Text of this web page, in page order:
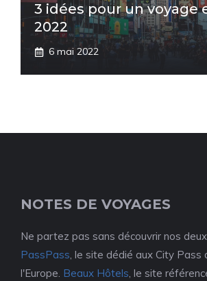
3 idées pour un voyage
2022
6 mai 2022
NOTES DE VOYAGES
Ne partez pas sans découvrir nos
PassPass, le site dédié aux City Pass
l'Europe. Beaux Hôtels, le site